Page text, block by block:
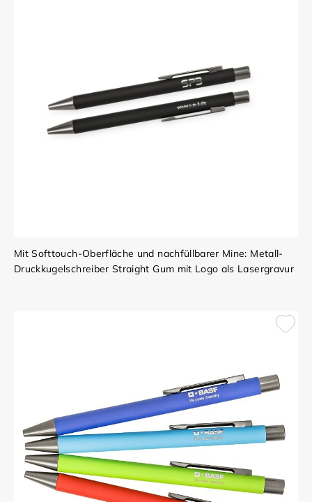
Mit Softtouch-Oberfläche und nachfüllbarer Mine: Metall-
Druckkugelschreiber Straight Gum mit Logo als Lasergravur